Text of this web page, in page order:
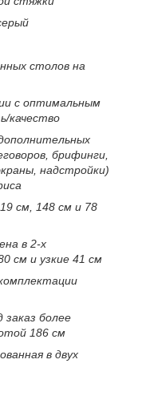
столов на
с оптимальным
качество
брифинги,
надстройки)
см, 148 см и 78
в 2-х
см и узкие 41 см
более
186 см
в двух